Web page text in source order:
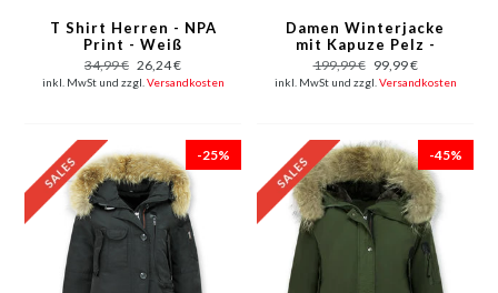
T Shirt Herren - NPA
Print - Weiß
34,99 € 26,24 €
inkl. MwSt und zzgl. Versandkosten
Damen Winterjacke
mit Kapuze Pelz -
5897R - Rot
199,99 € 99,99 €
inkl. MwSt und zzgl. Versandkosten
-25% -45%